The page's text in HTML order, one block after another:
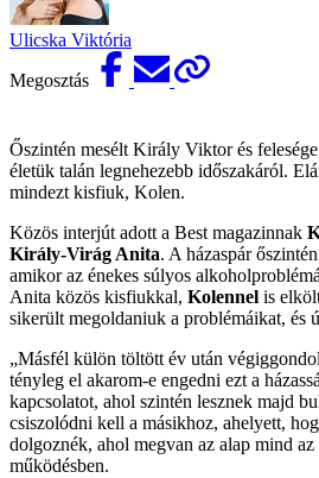
Ulicska Viktória
Megosztás
Őszintén mesélt Király Viktor és
életük talán legnehezebb időszakáról.
mindezt kisfiuk, Kolen.
Közös interjút adott a Best magazinnak
Király-Virág Anita. A házaspár
amikor az énekes súlyos
Anita közös kisfiukkal, Kolennel is
sikerült megoldaniuk a problémáikat, és
„Másfél külön töltött év után
tényleg el akarom-e engedni ezt a
kapcsolatot, ahol szintén lesznek majd
csiszolódni kell a másikhoz, ahelyett,
dolgoznék, ahol megvan az alap mind
működésben.